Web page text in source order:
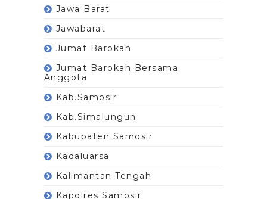
Jawa Barat
Jawabarat
Jumat Barokah
Jumat Barokah Bersama
Anggota
Kab.Samosir
Kab.Simalungun
Kabupaten Samosir
Kadaluarsa
Kalimantan Tengah
Kapolres Samosir